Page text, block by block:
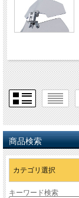
商品検索
キーワード検索